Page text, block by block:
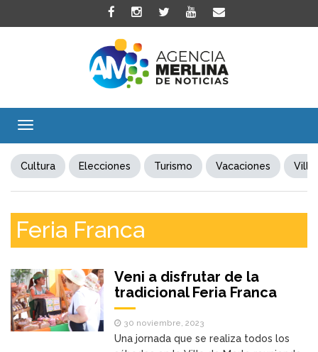
Toggle
Cultura Elecciones Turismo Vacaciones Villa
Feria Franca
Veni a disfrutar de la
tradicional Feria Franca
30 noviembre, 2023
Una jornada que se realiza todos los